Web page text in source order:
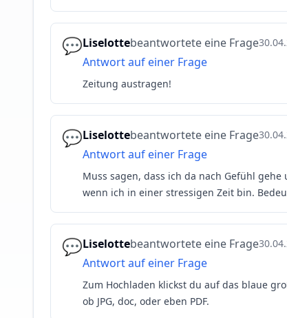
💬Liselottebeantwortete eine Frage
Antwort auf einer Frage
Zeitung austragen!
💬Liselottebeantwortete eine Frage
Antwort auf einer Frage
Muss sagen, dass ich da nach Gefühl
wenn ich in einer stressigen Zeit bin.
💬Liselottebeantwortete eine Frage
Antwort auf einer Frage
Zum Hochladen klickst du auf das blaue
ob JPG, doc, oder eben PDF.